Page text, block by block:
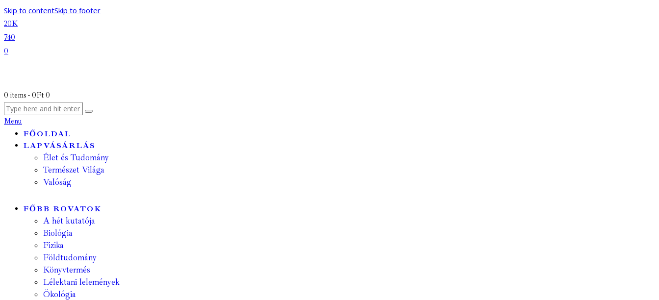
Skip to contentSkip to footer
20K
740
0
0 items - 0Ft 0
Menu
FŐOLDAL
LAPVÁSÁRLÁS
Élet és Tudomány
Természet Világa
Valóság
FŐBB ROVATOK
A hét kutatója
Biológia
Fizika
Földtudomány
Könyvtermés
Lélektani lelemények
Ökológia